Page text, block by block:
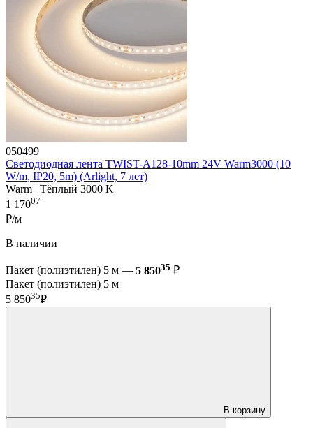
050499
Светодиодная лента TWIST-A128-10mm 24V Warm3000 (10
W/m, IP20, 5m) (Arlight, 7 лет)
Warm | Тёплый 3000 K
1 17007
₽/м
В наличии
Пакет (полиэтилен) 5 м — 5 85035 ₽
Пакет (полиэтилен) 5 м
5 85035₽
В корзину